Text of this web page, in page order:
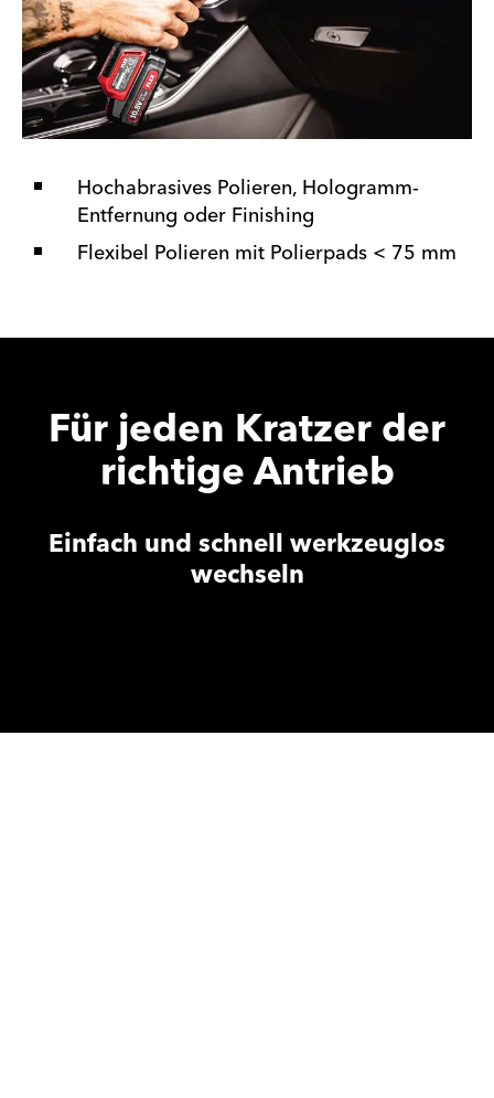
Hochabrasives Polieren, Hologramm-
Entfernung oder Finishing
Flexibel Polieren mit Polierpads < 75 mm
Für jeden Kratzer der
richtige Antrieb
Einfach und schnell werkzeuglos
wechseln